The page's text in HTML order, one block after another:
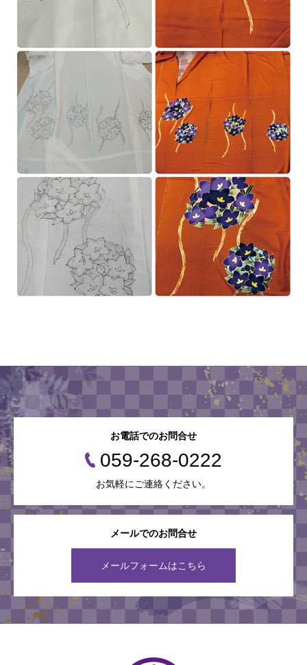
メールでのお問合せ
メールフォームはこちら
お電話でのお問合せ
059-268-0222
お気軽にご連絡ください。